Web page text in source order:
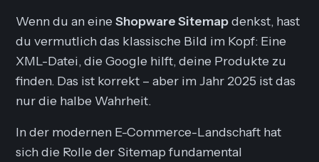
Wenn du an eineShopware Sitemapdenkst, hast
du vermutlich das klassische Bild im Kopf: Eine
XML-Datei, die Google hilft, deine Produkte zu
finden. Das ist korrekt – aber im Jahr 2025 ist das
nur die halbe Wahrheit.
In der modernen E-Commerce-Landschaft hat
sich die Rolle der Sitemap fundamental